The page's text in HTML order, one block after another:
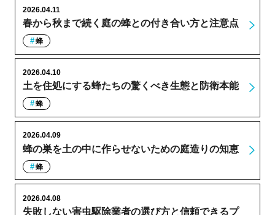
春から秋まで続く庭の蜂との付き合い方と注意点
2026.04.11
蜂
土を住処にする蜂たちの驚くべき生態と防衛本能
2026.04.10
蜂
蜂の巣を土の中に作らせないための庭造りの知恵
2026.04.09
蜂
失敗しない害虫駆除業者の選び方と信頼できるプ
2026.04.08